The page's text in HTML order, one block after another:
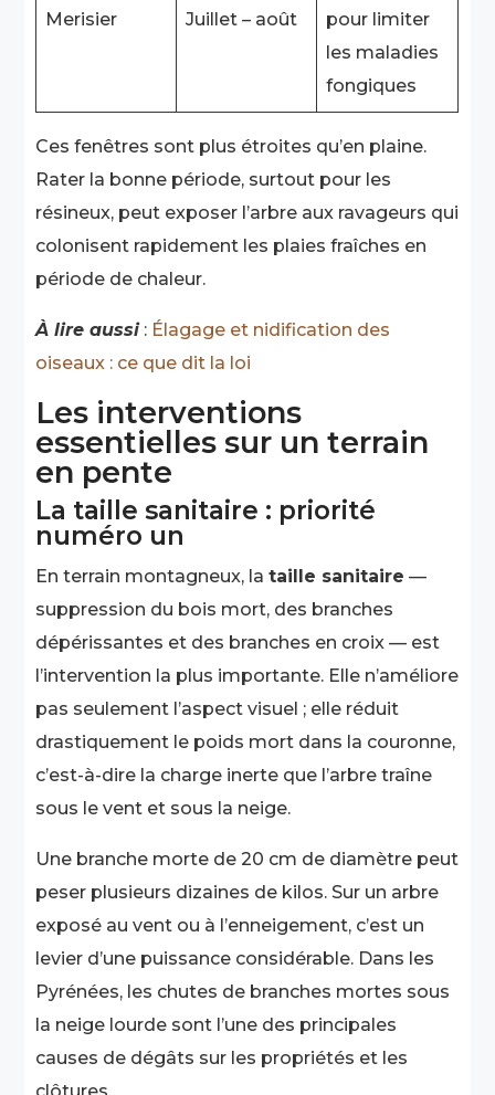
Merisier Juillet – août
pour limiter
les maladies
fongiques
Ces fenêtres sont plus étroites qu’en plaine.
Rater la bonne période, surtout pour les
résineux, peut exposer l’arbre aux ravageurs qui
colonisent rapidement les plaies fraîches en
période de chaleur.
À lire aussi: Élagage et nidification des
oiseaux : ce que dit la loi
Les interventions
essentielles sur un terrain
en pente
La taille sanitaire : priorité
numéro un
En terrain montagneux, lataille sanitaire —
suppression du bois mort, des branches
dépérissantes et des branches en croix — est
l’intervention la plus importante. Elle n’améliore
pas seulement l’aspect visuel ; elle réduit
drastiquement le poids mort dans la couronne,
c’est-à-dire la charge inerte que l’arbre traîne
sous le vent et sous la neige.
Une branche morte de 20 cm de diamètre peut
peser plusieurs dizaines de kilos. Sur un arbre
exposé au vent ou à l’enneigement, c’est un
levier d’une puissance considérable. Dans les
Pyrénées, les chutes de branches mortes sous
la neige lourde sont l’une des principales
causes de dégâts sur les propriétés et les
clôtures.